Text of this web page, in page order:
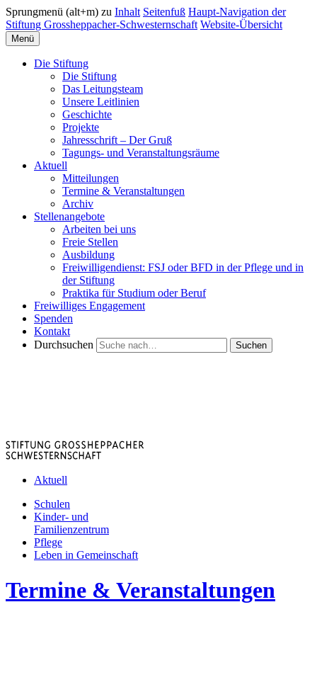
Sprungmenü (alt+m) zu Inhalt Seitenfuß Haupt-Navigation der
Stiftung Grossheppacher-Schwesternschaft Website-Übersicht
Menü
Die Stiftung
Die Stiftung
Das Leitungsteam
Unsere Leitlinien
Geschichte
Projekte
Jahresschrift – Der Gruß
Tagungs- und Veranstaltungsräume
Aktuell
Mitteilungen
Termine & Veranstaltungen
Archiv
Stellenangebote
Arbeiten bei uns
Freie Stellen
Ausbildung
Freiwilligendienst: FSJ oder BFD in der Pflege und in
der Stiftung
Praktika für Studium oder Beruf
Freiwilliges Engagement
Spenden
Kontakt
Durchsuchen
Suchen
Aktuell
Schulen
Kinder- und
Familienzentrum
Pflege
Leben in Gemeinschaft
Termine & Veranstaltungen